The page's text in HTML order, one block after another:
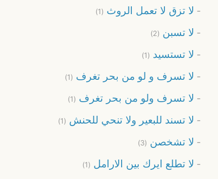
لا تزق لا تعمل الروث (1)
لا تسبن (2)
لا تستسيد (1)
لا تسرف و لو من بحر تغرف (1)
لا تسرف ولو من بحر تغرف (1)
لا تسند للبعير ولا تنحي للحنش (1)
لا تشخصن (3)
لا تطلع ايرك بين الارامل (1)